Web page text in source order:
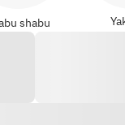
shabu